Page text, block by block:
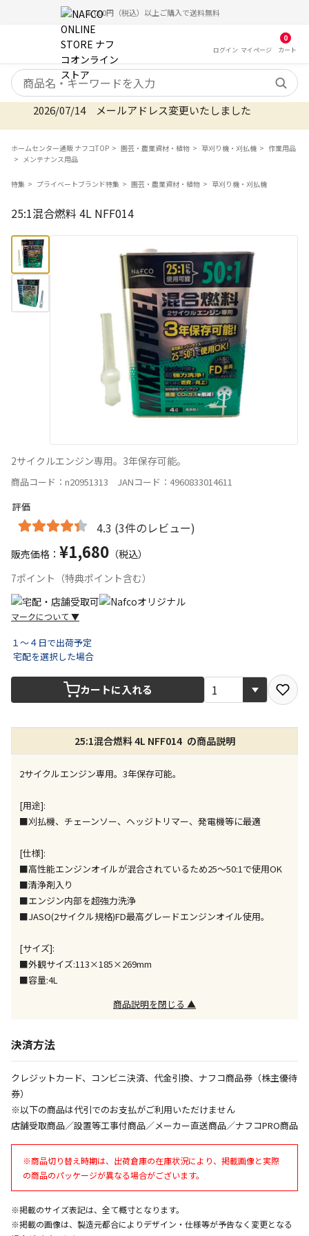
5,000円（税込）以上ご購入で送料無料
ログイン マイ ページ
0
カート
検索キーワード
2026/07/14 メールアドレス変更いたしました
ホームセンター通販 ナフコTOP 園芸・農業資材・植物 草刈り機・刈払機
作業用品
メンテナンス用品
特集 プライベートブランド特集 園芸・農業資材・植物 草刈り機・刈払機
25:1混合燃料 4L NFF014
2サイクルエンジン専用。3年保存可能。
商品コード：n20951313 JANコード：4960833014611
評価
4.3 (3件のレビュー)
販売価格： ¥1,680 （税込）
7ポイント（特典ポイント含む）
マークについて ▼
できません）
※同時購入の商品は、全て同じ店舗での受取となりま
す
す
※ほか商品との同時購入はできません。お手数です
が、ご購入手続きを分けてお買い求めください
※支払い方法の代金引換は選択できません。
※電話注文はできません。
※「宅配・店舗受取」「宅配のみ」マークの商品のみ
同時購入が可能です
午前9時までのご注文確定した商品については、当日に
出荷いたします。
設置工事代金も含まれた商品です
決定となります。
お見積商品です。金額・施工日はお打ち合わせの上、
決定となります。
１～４日で出荷予定
宅配を選択した場合
カートに入れる
25:1混合燃料 4L NFF014 の商品説明
2サイクルエンジン専用。3年保存可能。
[用途]:
■刈払機、チェーンソー、ヘッジトリマー、発電機等に最適
[仕様]:
■高性能エンジンオイルが混合されているため25～50:1で使用OK
■清浄剤入り
■エンジン内部を超強力洗浄
■JASO(2サイクル規格)FD最高グレードエンジンオイル使用。
[サイズ]:
■外観サイズ:113×185×269mm
■容量:4L
商品説明を閉じる ▲
決済方法
クレジットカード、コンビニ決済、代金引換、ナフコ商品券（株主優待
券）
※以下の商品は代引でのお支払がご利用いただけません
店舗受取商品／設置等工事付商品／メーカー直送商品／ナフコPRO商品
※商品切り替え時期は、出荷倉庫の在庫状況により、掲載画像と実際
の商品のパッケージが異なる場合がございます。
※掲載のサイズ表記は、全て概寸となります。
※掲載の画像は、製造元都合によりデザイン・仕様等が予告なく変更となる